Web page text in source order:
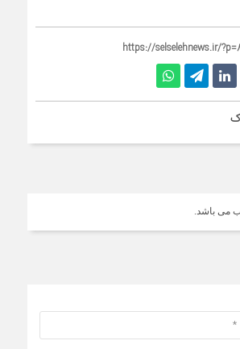
https://selselehnews.ir/
می باشد.